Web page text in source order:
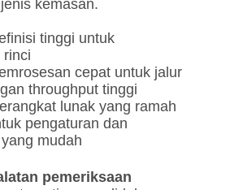
kemasan.
tinggi untuk
rinci
cepat untuk jalur
throughput tinggi
lunak yang ramah
pengaturan dan
mudah
pemeriksaan